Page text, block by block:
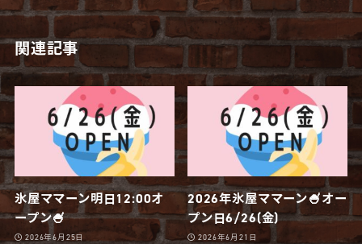
関連記事
氷屋ママーン明日12:00オ
ープン🍧
2026年6月25日
2026年氷屋ママーン🍧オー
プン日6/26(金)
2026年6月21日